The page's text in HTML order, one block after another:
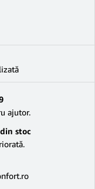
ajutor.
stoc